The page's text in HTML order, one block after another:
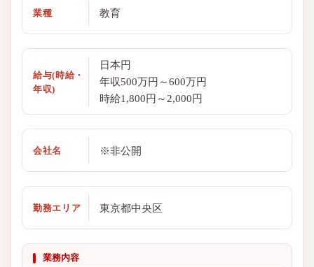
業種 教育
給与(時給・
年収)
日本円
年収500万円～600万円
時給1,800円～2,000円
会社名 ※非公開
勤務エリア 東京都中央区
業務内容